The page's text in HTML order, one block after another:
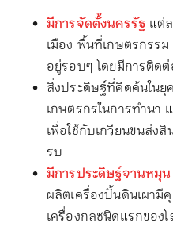
มีการจัดตั้งนครรัฐ แต่
เมือง พื้นที่เกษตรกร
อยู่รอบๆ โดยมีการติด
สิ่งประดิษฐ์ที่คิดค้นใน
เกษตรกรในการทำนา
เพื่อใช้กับเกวียนขนส่
รบ
มีการประดิษฐ์จานหมุน
ผลิตเครื่องปั้นดินเผามี
เครื่องกลชนิดแรกของ